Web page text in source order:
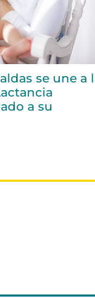
se une a
a su